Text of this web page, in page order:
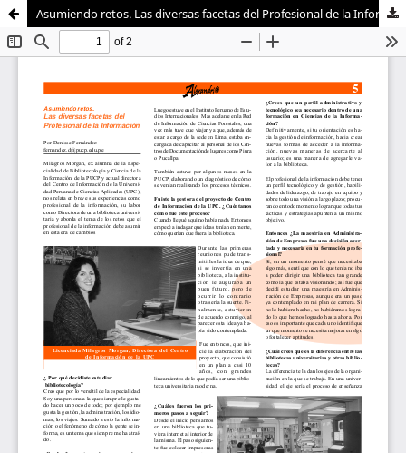
Sistema de
Bibliotecas
Departamento de
Humanidades
Asumiendo retos. Las diversas facetas del Profesional de la Información